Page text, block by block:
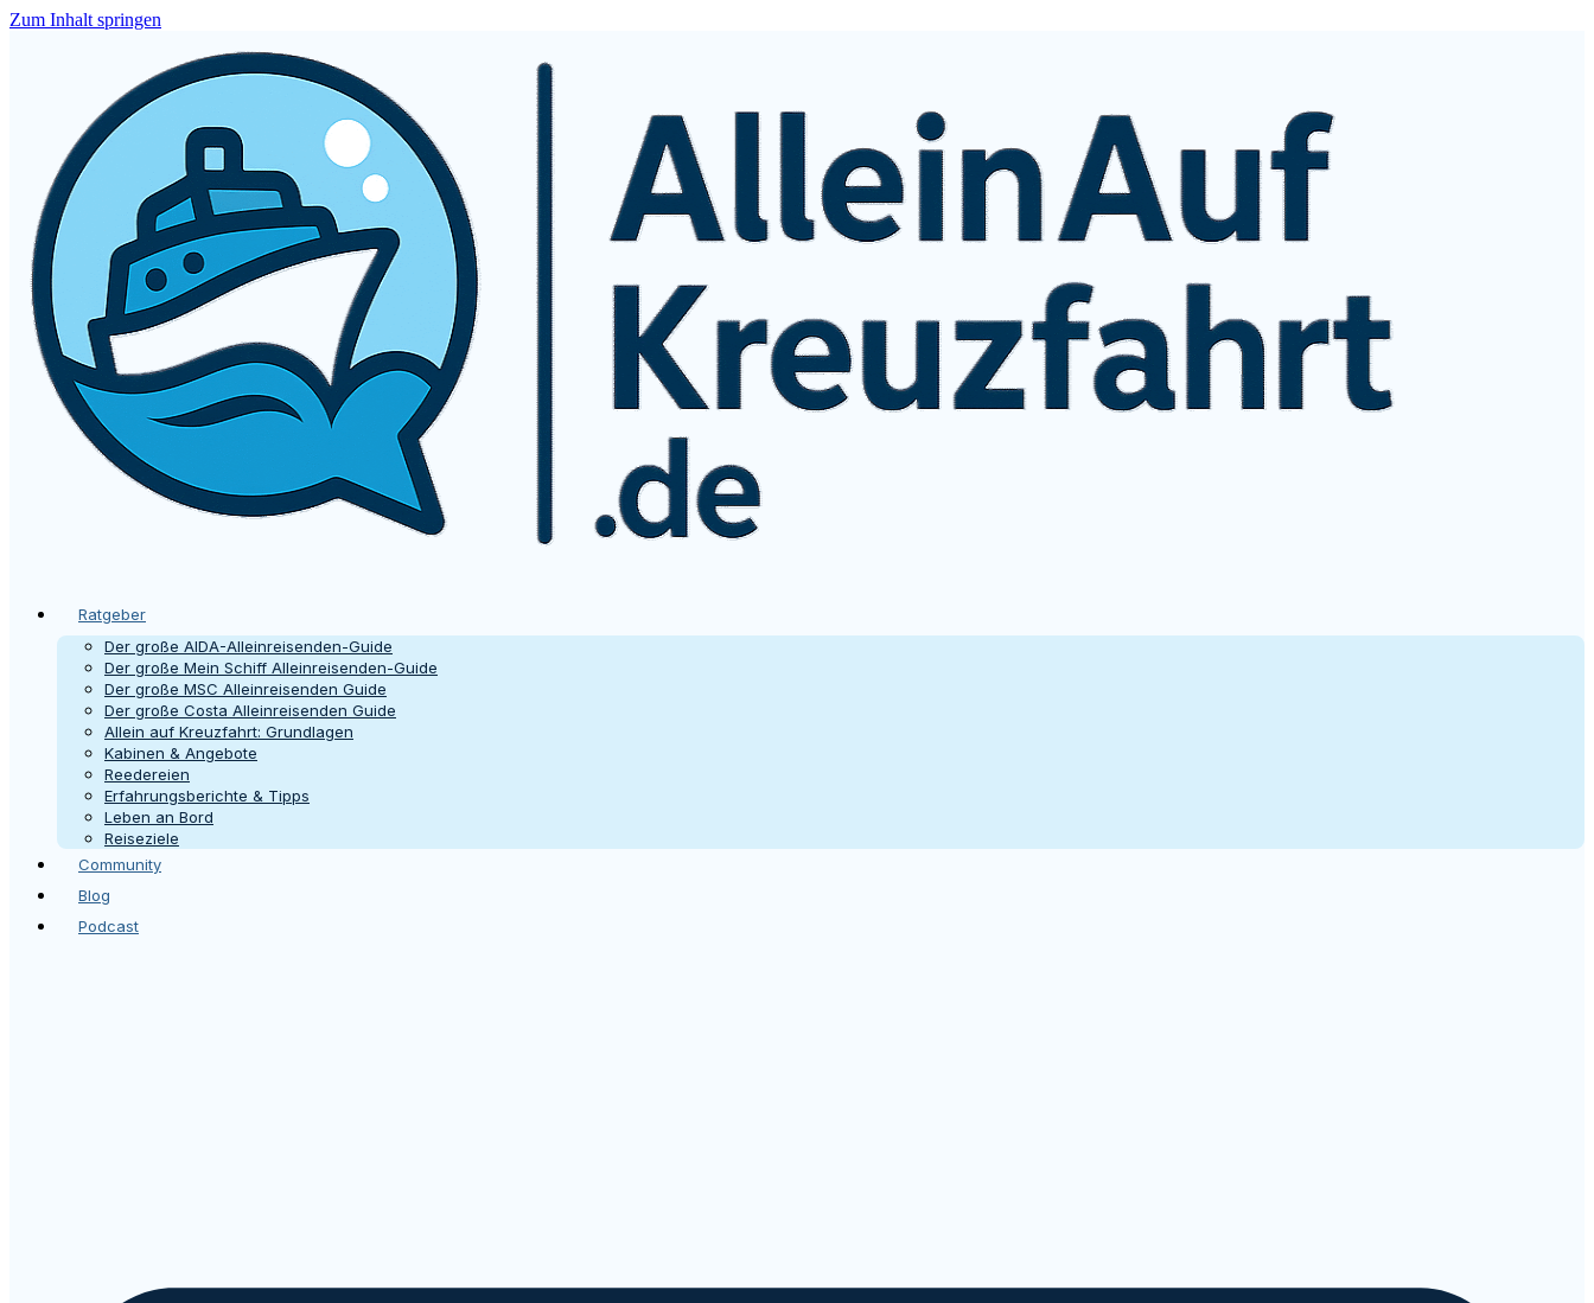
Zum Inhalt springen
Ratgeber
Der große AIDA-Alleinreisenden-Guide
Der große Mein Schiff Alleinreisenden-Guide
Der große MSC Alleinreisenden Guide
Der große Costa Alleinreisenden Guide
Allein auf Kreuzfahrt: Grundlagen
Kabinen & Angebote
Reedereien
Erfahrungsberichte & Tipps
Leben an Bord
Reiseziele
Community
Blog
Podcast